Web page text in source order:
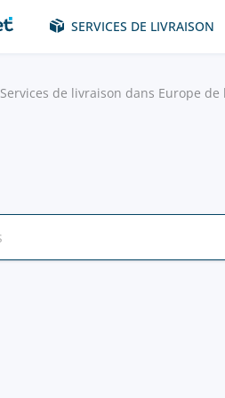
SERVICES DE LIVRAISON
Services de livraison dans Europe de